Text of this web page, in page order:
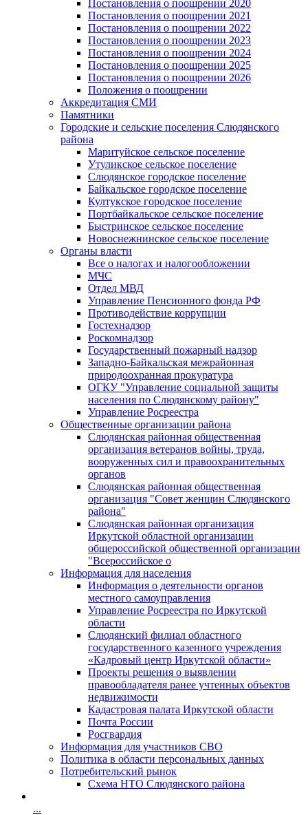
Постановления о поощрении 2020
Постановления о поощрении 2021
Постановления о поощрении 2022
Постановления о поощрении 2023
Постановления о поощрении 2024
Постановления о поощрении 2025
Постановления о поощрении 2026
Положения о поощрении
Аккредитация СМИ
Памятники
Городские и сельские поселения Слюдянского
района
Маритуйское сельское поселение
Утуликское сельское поселение
Слюдянское городское поселение
Байкальское городское поселение
Култукское городское поселение
Портбайкальское сельское поселение
Быстринское сельское поселение
Новоснежнинское сельское поселение
Органы власти
Все о налогах и налогообложении
МЧС
Отдел МВД
Управление Пенсионного фонда РФ
Противодействие коррупции
Гостехнадзор
Роскомнадзор
Государственный пожарный надзор
Западно-Байкальская межрайонная
природоохранная прокуратура
ОГКУ "Управление социальной защиты
населения по Слюдянскому району"
Управление Росреестра
Общественные организации района
Слюдянская районная общественная
организация ветеранов войны, труда,
вооруженных сил и правоохранительных
органов
Слюдянская районная общественная
организация "Совет женщин Слюдянского
района"
Слюдянская районная организация
Иркутской областной организации
общероссийской общественной организации
"Всероссийское о
Информация для населения
Информация о деятельности органов
местного самоуправления
Управление Росреестра по Иркутской
области
Слюдянский филиал областного
государственного казенного учреждения
«Кадровый центр Иркутской области»
Проекты решения о выявлении
правообладателя ранее учтенных объектов
недвижимости
Кадастровая палата Иркутской области
Почта России
Росгвардия
Информация для участников СВО
Политика в области персональных данных
Потребительский рынок
Схема НТО Слюдянского района
...